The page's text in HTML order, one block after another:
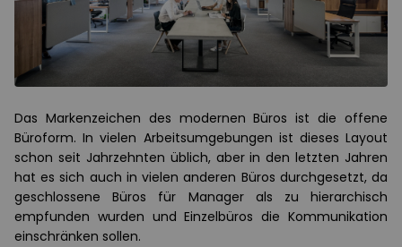
Das Markenzeichen des modernen Büros ist die offene
Büroform. In vielen Arbeitsumgebungen ist dieses Layout
schon seit Jahrzehnten üblich, aber in den letzten Jahren
hat es sich auch in vielen anderen Büros durchgesetzt, da
geschlossene Büros für Manager als zu hierarchisch
empfunden wurden und Einzelbüros die Kommunikation
einschränken sollen.